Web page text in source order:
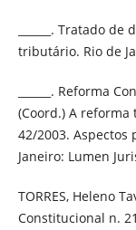
______. Tratado
tributário. Rio de
______. Reforma
(Coord.) A
42/2003. Aspectos
Janeiro: Lumen
TORRES, Heleno
Constitucional n.